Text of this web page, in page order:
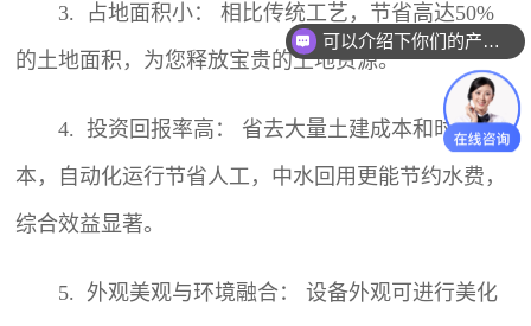
3. 占地面积小： 相比传统工艺，节省高达50%
的土地面积，为您释放宝贵的土地资源。
4. 投资回报率高： 省去大量土建成本和时间成
本，自动化运行节省人工，中水回用更能节约水费，
综合效益显著。
5. 外观美观与环境融合： 设备外观可进行美化
可以介绍下你们的产品么？